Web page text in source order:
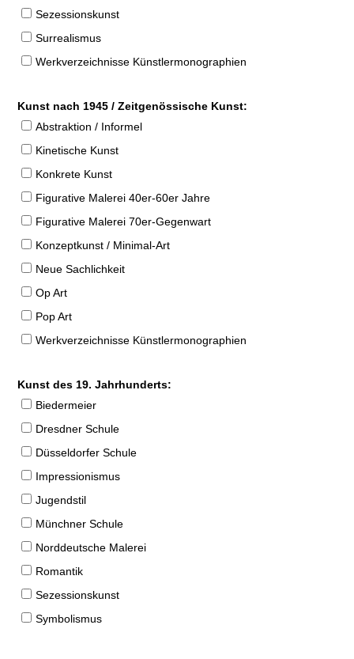
Sezessionskunst
Surrealismus
Werkverzeichnisse Künstlermonographien
Kunst nach 1945 / Zeitgenössische Kunst:
Abstraktion / Informel
Kinetische Kunst
Konkrete Kunst
Figurative Malerei 40er-60er Jahre
Figurative Malerei 70er-Gegenwart
Konzeptkunst / Minimal-Art
Neue Sachlichkeit
Op Art
Pop Art
Werkverzeichnisse Künstlermonographien
Kunst des 19. Jahrhunderts:
Biedermeier
Dresdner Schule
Düsseldorfer Schule
Impressionismus
Jugendstil
Münchner Schule
Norddeutsche Malerei
Romantik
Sezessionskunst
Symbolismus